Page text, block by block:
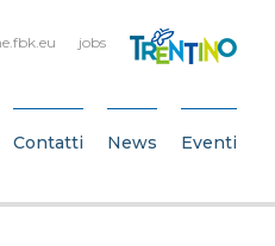
jobs
Contatti News Eventi